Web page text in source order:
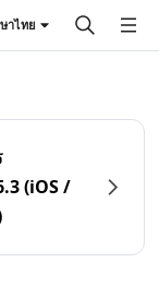
าไทย
(iOS /